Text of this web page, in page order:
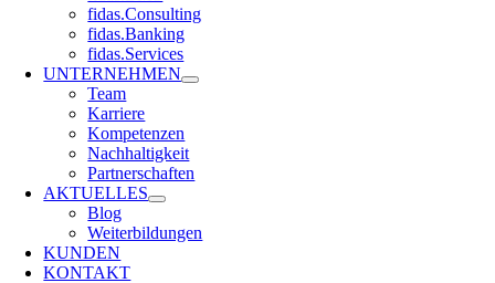
fidas.Consulting
fidas.Banking
fidas.Services
UNTERNEHMEN
Team
Karriere
Kompetenzen
Nachhaltigkeit
Partnerschaften
AKTUELLES
Blog
Weiterbildungen
KUNDEN
KONTAKT